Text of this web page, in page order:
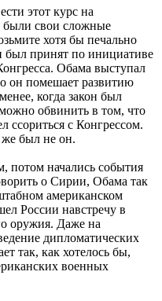
этот курс на
были свои сложные
хотя бы печально
был принят по инициативе
Обама выступал
он помешает развитию
когда закон был
обвинить в том, что
ссориться с Конгрессом.
же был не он.
потом начались события
о Сирии, Обама так
американском
России навстречу в
оружия. Даже на
дипломатических
так, как хотелось бы,
военных